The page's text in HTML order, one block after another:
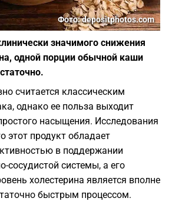
Фото: depositphotos.com
значимого снижения
одной порции обычной каши
считается классическим
однако ее польза выходит
насыщения. Исследования
этот продукт обладает
в поддержании
сосудистой системы, а его
холестерина является вполне
быстрым процессом.